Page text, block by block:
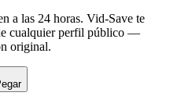
a las 24 horas. Vid-Save te
cualquier perfil público —
original.